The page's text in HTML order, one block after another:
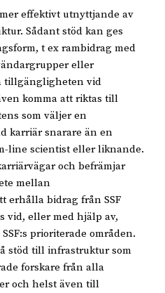
effektivt utnyttjande av
Sådant stöd kan ges
t ex rambidrag med
eller
tillgängligheten vid
komma att riktas till
som väljer en
karriär snarare än en
line scientist eller liknande.
och befrämjar
mellan
erhålla bidrag från SSF
vid, eller med hjälp av,
prioriterade områden.
stöd till infrastruktur som
forskare från alla
och helst även till